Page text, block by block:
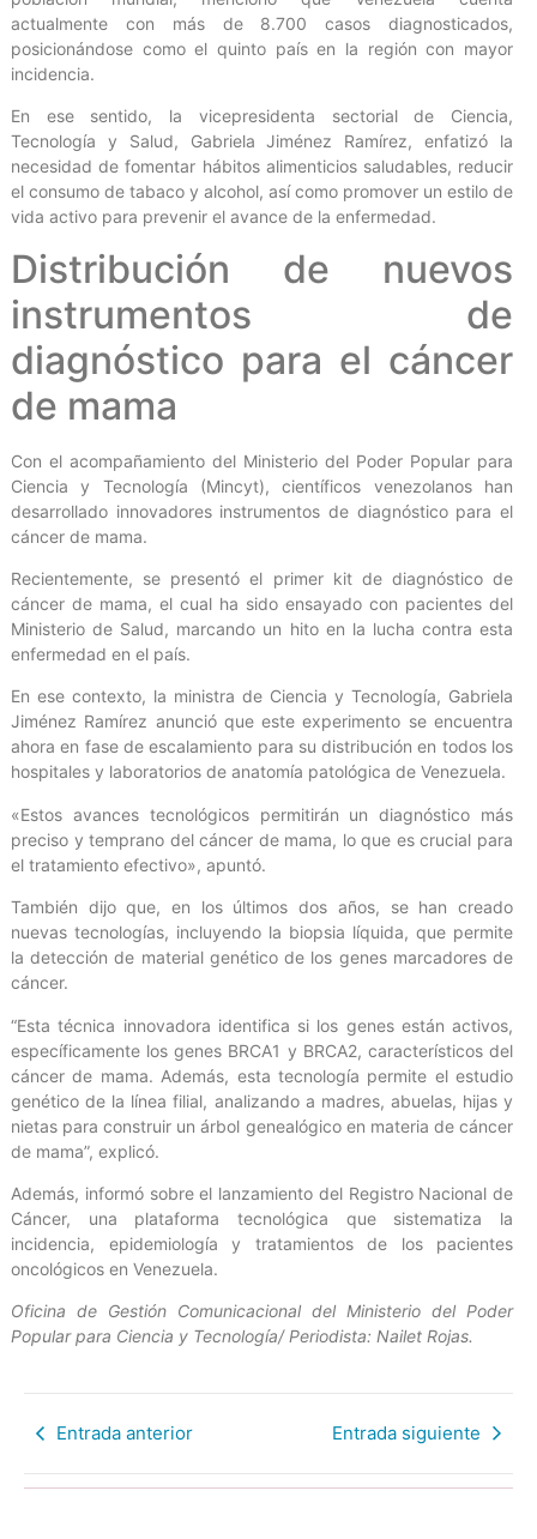
actualmente con más de 8.700 casos diagnosticados,
posicionándose como el quinto país en la región con mayor
incidencia.
En ese sentido, la vicepresidenta sectorial de Ciencia,
Tecnología y Salud, Gabriela Jiménez Ramírez, enfatizó la
necesidad de fomentar hábitos alimenticios saludables, reducir
el consumo de tabaco y alcohol, así como promover un estilo de
vida activo para prevenir el avance de la enfermedad.
Distribución de nuevos
instrumentos de
diagnóstico para el cáncer
de mama
Con el acompañamiento del Ministerio del Poder Popular para
Ciencia y Tecnología (Mincyt), científicos venezolanos han
desarrollado innovadores instrumentos de diagnóstico para el
cáncer de mama.
Recientemente, se presentó el primer kit de diagnóstico de
cáncer de mama, el cual ha sido ensayado con pacientes del
Ministerio de Salud, marcando un hito en la lucha contra esta
enfermedad en el país.
En ese contexto, la ministra de Ciencia y Tecnología, Gabriela
Jiménez Ramírez anunció que este experimento se encuentra
ahora en fase de escalamiento para su distribución en todos los
hospitales y laboratorios de anatomía patológica de Venezuela.
«Estos avances tecnológicos permitirán un diagnóstico más
preciso y temprano del cáncer de mama, lo que es crucial para
el tratamiento efectivo», apuntó.
También dijo que, en los últimos dos años, se han creado
nuevas tecnologías, incluyendo la biopsia líquida, que permite
la detección de material genético de los genes marcadores de
cáncer.
“Esta técnica innovadora identifica si los genes están activos,
específicamente los genes BRCA1 y BRCA2, característicos del
cáncer de mama. Además, esta tecnología permite el estudio
genético de la línea filial, analizando a madres, abuelas, hijas y
nietas para construir un árbol genealógico en materia de cáncer
de mama”, explicó.
Además, informó sobre el lanzamiento del Registro Nacional de
Cáncer, una plataforma tecnológica que sistematiza la
incidencia, epidemiología y tratamientos de los pacientes
oncológicos en Venezuela.
Oficina de Gestión Comunicacional del Ministerio del Poder
Popular para Ciencia y Tecnología/ Periodista: Nailet Rojas.
Entrada anterior Entrada siguiente